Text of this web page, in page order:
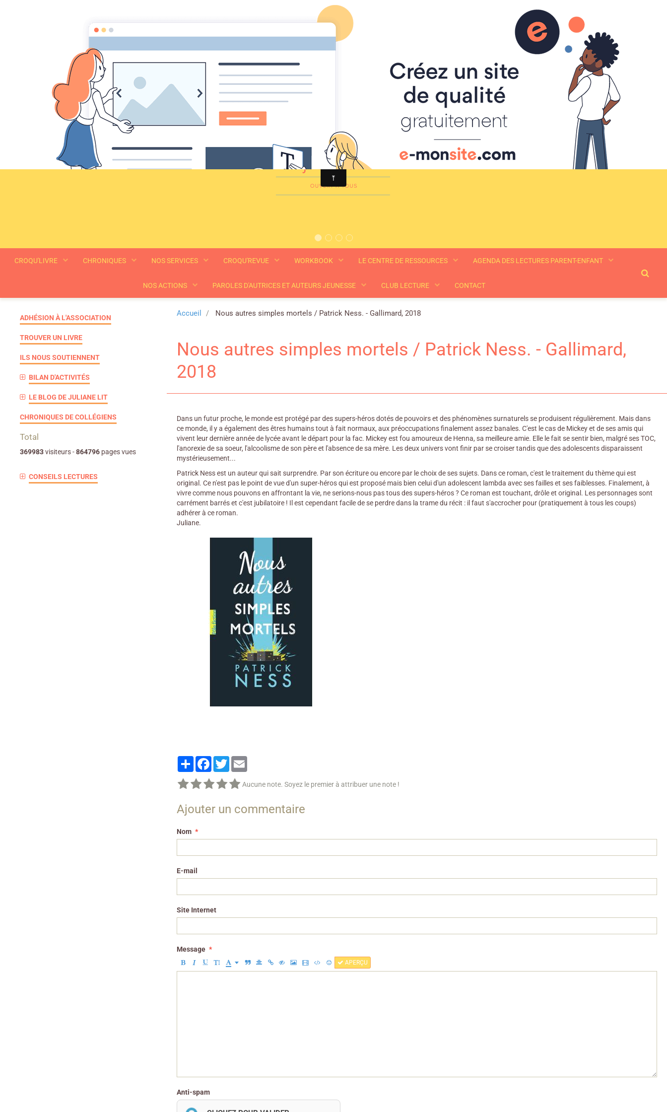
Croqu'livre
CROQU'LIVRE CHRONIQUES NOS SERVICES CROQU'REVUE WORKBOOK LE CENTRE DE RESSOURCES AGENDA DES LECTURES PARENT-ENFANT
NOS ACTIONS PAROLES D'AUTRICES ET AUTEURS JEUNESSE CLUB LECTURE CONTACT
Accueil Nous autres simples mortels / Patrick Ness. - Gallimard, 2018
Nous autres simples mortels / Patrick Ness. - Gallimard,
2018
Dans un futur proche, le monde est protégé par des supers-héros dotés de pouvoirs et des phénomènes surnaturels se produisent régulièrement. Mais dans
ce monde, il y a également des êtres humains tout à fait normaux, aux préoccupations finalement assez banales. C'est le cas de Mickey et de ses amis qui
vivent leur dernière année de lycée avant le départ pour la fac. Mickey est fou amoureux de Henna, sa meilleure amie. Elle le fait se sentir bien, malgré ses TOC,
l'anorexie de sa soeur, l'alcoolisme de son père et l'absence de sa mère. Les deux univers vont finir par se croiser tandis que des adolescents disparaissent
mystérieusement...
Patrick Ness est un auteur qui sait surprendre. Par son écriture ou encore par le choix de ses sujets. Dans ce roman, c'est le traitement du thème qui est
original. Ce n'est pas le point de vue d'un super-héros qui est proposé mais bien celui d'un adolescent lambda avec ses failles et ses faiblesses. Finalement, à
vivre comme nous pouvons en affrontant la vie, ne serions-nous pas tous des supers-héros ? Ce roman est touchant, drôle et original. Les personnages sont
carrément barrés et c'est jubilatoire ! Il est cependant facile de se perdre dans la trame du récit : il faut s'accrocher pour (pratiquement à tous les coups)
adhérer à ce roman.
Juliane.
PartagerFacebook
Twitter
Aucune note. Soyez le premier à attribuer une note !
Ajouter un commentaire
Nom
E-mail
Site Internet
Message
APERÇU
Anti-spam
ADHÉSION À L'ASSOCIATION
TROUVER UN LIVRE
ILS NOUS SOUTIENNENT
BILAN D'ACTIVITÉS
LE BLOG DE JULIANE LIT
CHRONIQUES DE COLLÉGIENS
Total
369983visiteurs -864796 pages vues
CONSEILS LECTURES